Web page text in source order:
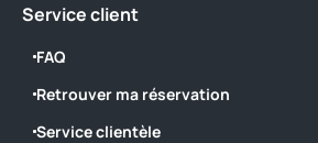
Service client
FAQ
Retrouver ma réservation
Service clientèle